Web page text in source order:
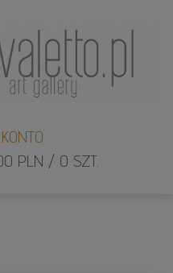
PLN / 0 SZT.